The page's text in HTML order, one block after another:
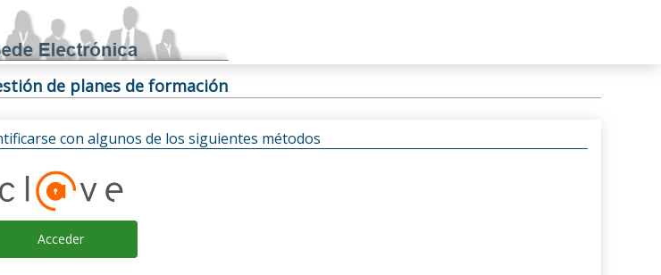
de planes de formación
con algunos de los siguientes métodos
Acceder